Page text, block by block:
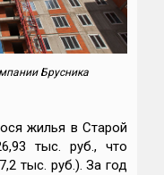
Брусника
жилья в Старой
тыс. руб., что
тыс. руб.). За год